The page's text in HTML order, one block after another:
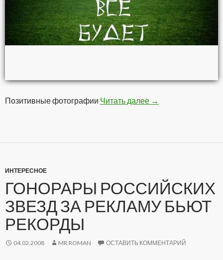
Позитивные фотографии Читать далее Позитивчег
→
ИНТЕРЕСНОЕ
ГОНОРАРЫ РОССИЙСКИХ
ЗВЕЗД ЗА РЕКЛАМУ БЬЮТ
РЕКОРДЫ
04.02.2008 MR.ROMAN ОСТАВИТЬ КОММЕНТАРИЙ